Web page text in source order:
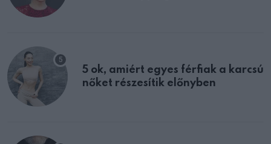
5 ok, amiért egyes férfiak a karcsú
nőket részesítik előnyben